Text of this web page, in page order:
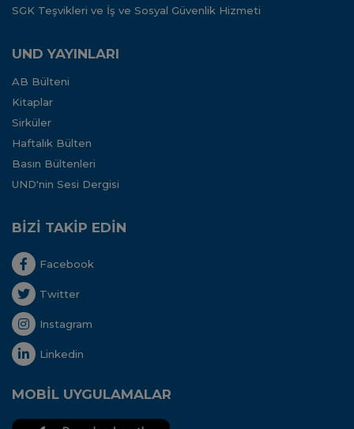
SGK Teşvikleri ve İş ve Sosyal Güvenlik Hizmeti
UND YAYINLARI
AB Bülteni
Kitaplar
Sirküler
Haftalık Bülten
Basın Bültenleri
UND'nin Sesi Dergisi
BİZİ TAKİP EDİN
Facebook
Twitter
Instagram
Linkedin
MOBİL UYGULAMALAR